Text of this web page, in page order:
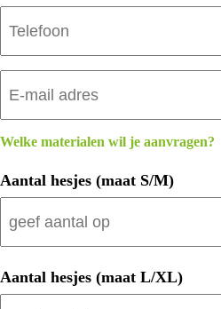
mailadres
Welke materialen wil je aanvragen?
Aantal hesjes (maat S/M)
Aantal hesjes (maat L/XL)